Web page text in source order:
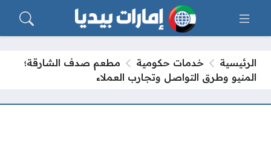
الرئيسية خدمات حكومية
مطعم صدف الشارقة؛
المنيو وطرق التواصل وتجارب العملاء